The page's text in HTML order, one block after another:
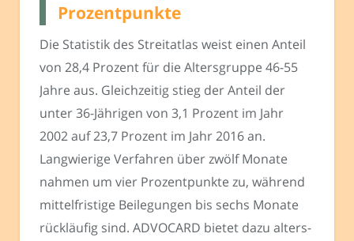
Prozentpunkte
Die Statistik des Streitatlas weist einen Anteil
von 28,4 Prozent für die Altersgruppe 46-55
Jahre aus. Gleichzeitig stieg der Anteil der
unter 36-Jährigen von 3,1 Prozent im Jahr
2002 auf 23,7 Prozent im Jahr 2016 an.
Langwierige Verfahren über zwölf Monate
nahmen um vier Prozentpunkte zu, während
mittelfristige Beilegungen bis sechs Monate
rückläufig sind. ADVOCARD bietet dazu alters­